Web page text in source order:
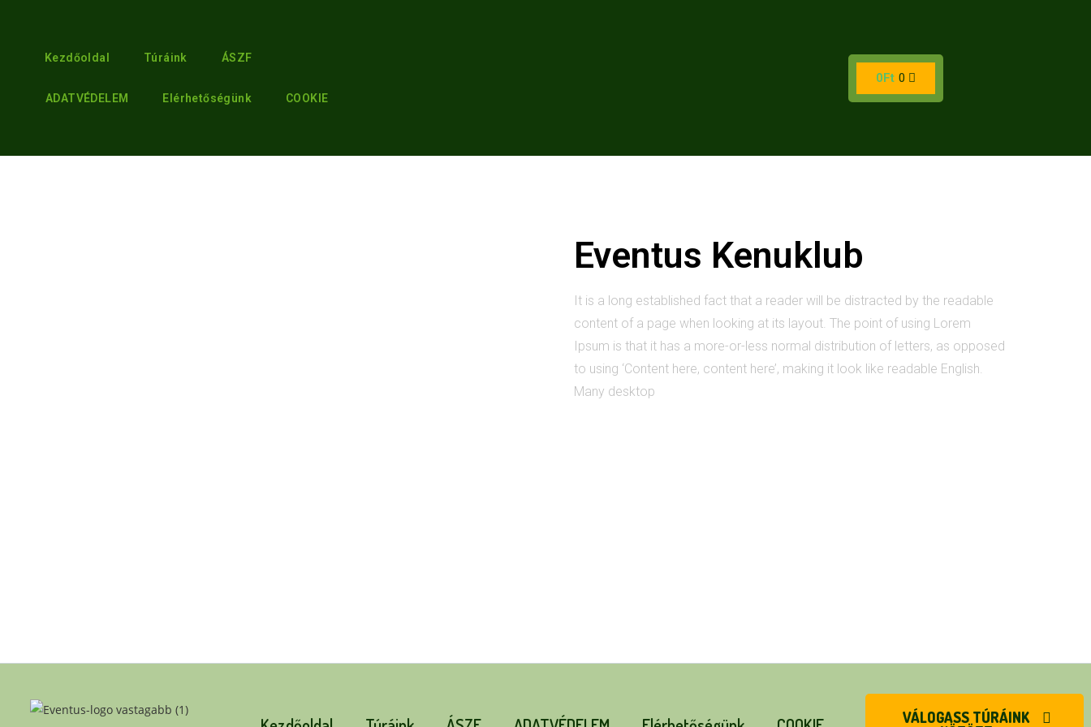
Kezdőoldal Túráink ÁSZF
ADATVÉDELEM Elérhetőségünk COOKIE
0Ft 0
Eventus Kenuklub
It is a long established fact that a reader will be distracted by the readable
content of a page when looking at its layout. The point of using Lorem
Ipsum is that it has a more-or-less normal distribution of letters, as opposed
to using ‘Content here, content here’, making it look like readable English.
Many desktop
VÁLOGASS TÚRÁINK